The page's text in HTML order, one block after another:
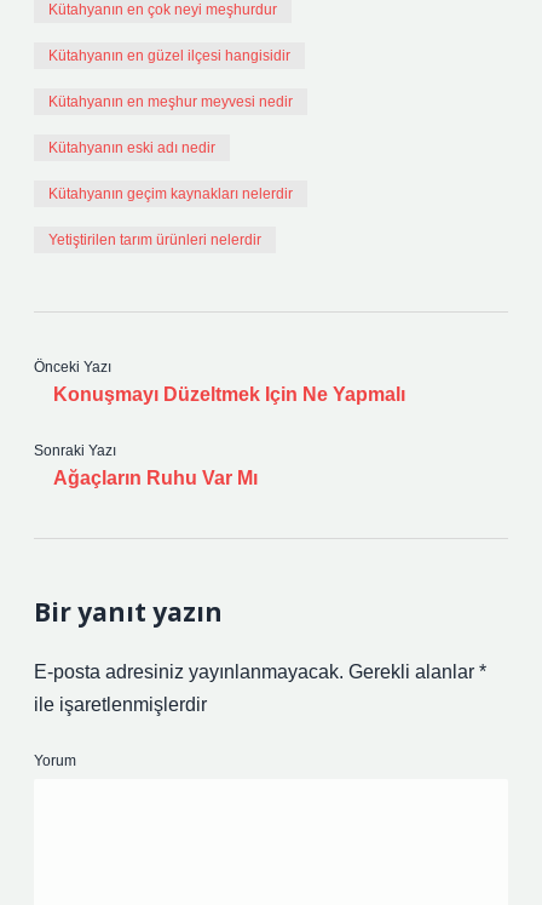
Kütahyanın en çok neyi meşhurdur
Kütahyanın en güzel ilçesi hangisidir
Kütahyanın en meşhur meyvesi nedir
Kütahyanın eski adı nedir
Kütahyanın geçim kaynakları nelerdir
Yetiştirilen tarım ürünleri nelerdir
Önceki Yazı
Konuşmayı Düzeltmek Için Ne Yapmalı
Sonraki Yazı
Ağaçların Ruhu Var Mı
Bir yanıt yazın
E-posta adresiniz yayınlanmayacak. Gerekli alanlar *
ile işaretlenmişlerdir
Yorum